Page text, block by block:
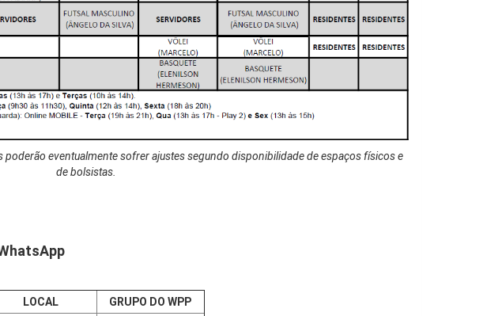
poderão eventualmente sofrer ajustes segundo disponibilidade de espaços físicos e
de bolsistas.
LOCAL GRUPO DO WPP